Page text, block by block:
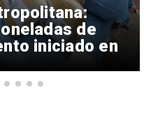
de
iniciado en